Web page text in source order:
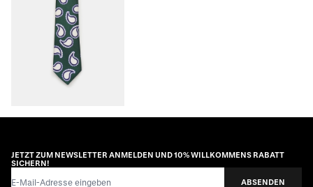
JETZT ZUM NEWSLETTER ANMELDEN UND 10% WILLKOMMENS RABATT
SICHERN!
ABSENDEN